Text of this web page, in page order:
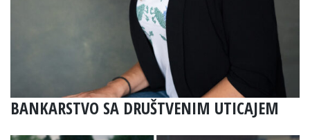
BANKARSTVO SA DRUŠTVENIM UTICAJEM